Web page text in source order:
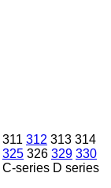
311 312 313 314
325 326 329 330
C-series D series